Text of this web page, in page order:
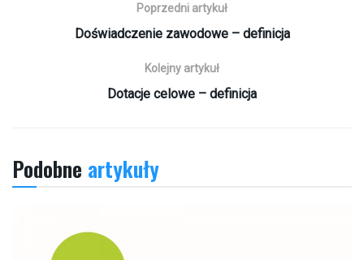
Poprzedni artykuł
Doświadczenie zawodowe – definicja
Kolejny artykuł
Dotacje celowe – definicja
Podobne artykuły